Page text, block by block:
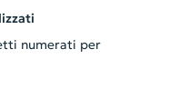
numerati per